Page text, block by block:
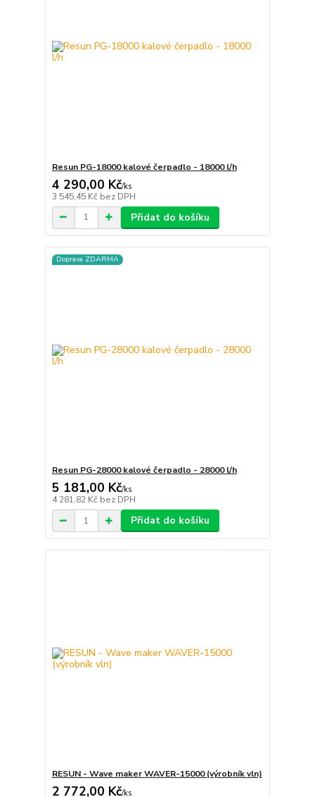
Resun PG-18000 kalové čerpadlo - 18000 l/h
4 290,00 Kč/ks
3 545,45 Kč bez DPH
Přidat do košíku
Doprava ZDARMA
Resun PG-28000 kalové čerpadlo - 28000 l/h
5 181,00 Kč/ks
4 281,82 Kč bez DPH
Přidat do košíku
RESUN - Wave maker WAVER-15000 (výrobník vln)
2 772,00 Kč/ks